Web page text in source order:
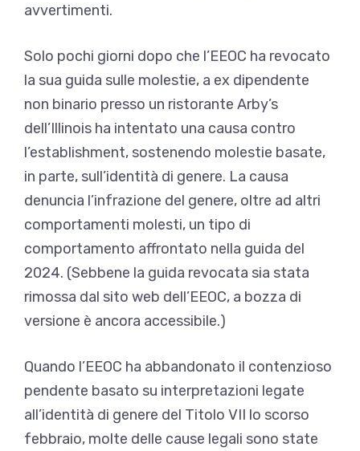
avvertimenti.
Solo pochi giorni dopo che l’EEOC ha revocato
la sua guida sulle molestie, a ex dipendente
non binario presso un ristorante Arby’s
dell’Illinois ha intentato una causa contro
l’establishment, sostenendo molestie basate,
in parte, sull’identità di genere. La causa
denuncia l’infrazione del genere, oltre ad altri
comportamenti molesti, un tipo di
comportamento affrontato nella guida del
2024. (Sebbene la guida revocata sia stata
rimossa dal sito web dell’EEOC, a bozza di
versione è ancora accessibile.)
Quando l’EEOC ha abbandonato il contenzioso
pendente basato su interpretazioni legate
all’identità di genere del Titolo VII lo scorso
febbraio, molte delle cause legali sono state